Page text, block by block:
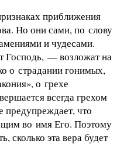
приближения
Но они сами, по слову
и чудесами.
— возложат на
о страдании гонимых,
о грехе
всегда грехом
предупреждает, что
во имя Его. Поэтому
сколько эта вера будет